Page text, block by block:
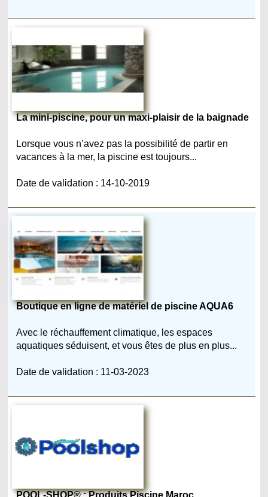
La mini-piscine, pour un maxi-plaisir de la baignade
Lorsque vous n’avez pas la possibilité de partir en
vacances à la mer, la piscine est toujours...
Date de validation : 14-10-2019
Boutique en ligne de matériel de piscine AQUA6
Avec le réchauffement climatique, les espaces
aquatiques séduisent, et vous êtes de plus en plus...
Date de validation : 11-03-2023
POOL-SHOP® : Produits Piscine Maroc